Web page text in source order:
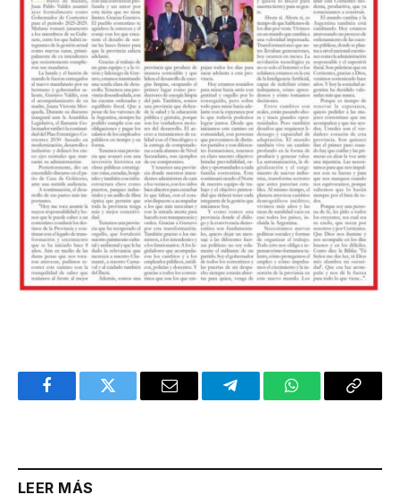
FacebookTwitter Email TelegramWhatsAppCopy
LEER MÁS